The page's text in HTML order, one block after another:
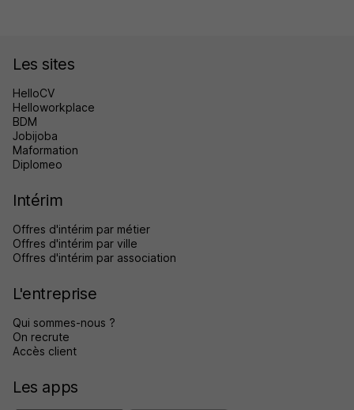
Les sites
HelloCV
Helloworkplace
BDM
Jobijoba
Maformation
Diplomeo
Intérim
Offres d'intérim par métier
Offres d'intérim par ville
Offres d'intérim par association
L'entreprise
Qui sommes-nous ?
On recrute
Accès client
Les apps